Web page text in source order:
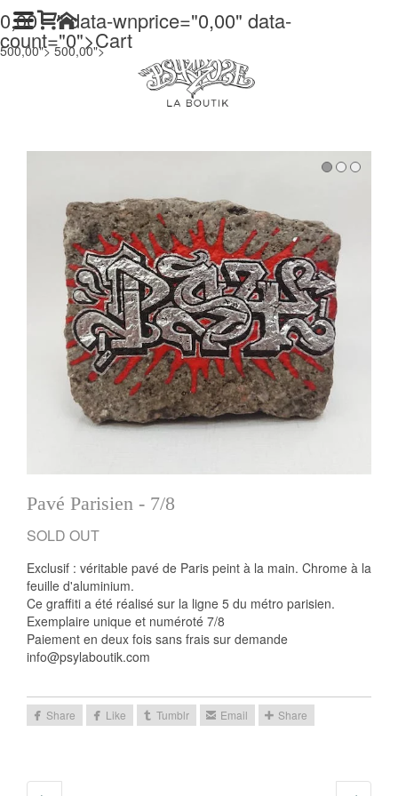
0,00 " data-wnprice="0,00" data-
count="0">Cart
500,00">500,00">
Pavé Parisien - 7/8
Exclusif : véritable pavé de Paris peint à la main. Chrome à la
feuille d'aluminium.
Ce graffiti a été réalisé sur la ligne 5 du métro parisien.
Exemplaire unique et numéroté 7/8
Paiement en deux fois sans frais sur demande
info@psylaboutik.com